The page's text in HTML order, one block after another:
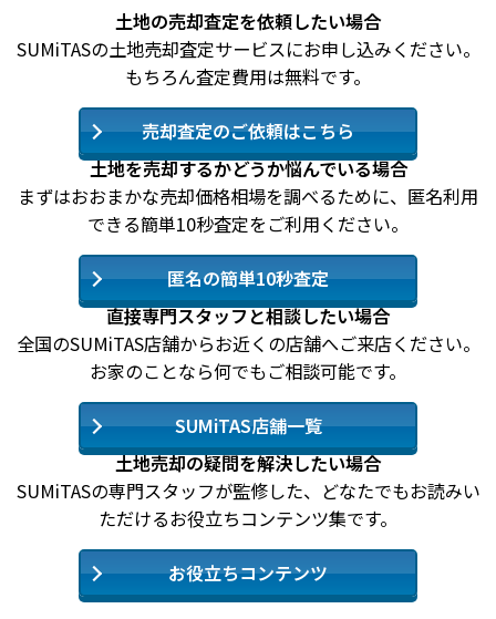
土地の売却査定を依頼したい場合
SUMiTASの土地売却査定サービスにお申し込みください。
もちろん査定費用は無料です。
売却査定のご依頼はこちら
土地を売却するかどうか悩んでいる場合
まずはおおまかな売却価格相場を調べるために、匿名利用
できる簡単10秒査定をご利用ください。
匿名の簡単10秒査定
直接専門スタッフと相談したい場合
全国のSUMiTAS店舗からお近くの店舗へご来店ください。
お家のことなら何でもご相談可能です。
SUMiTAS店舗一覧
土地売却の疑問を解決したい場合
SUMiTASの専門スタッフが監修した、どなたでもお読みい
ただけるお役立ちコンテンツ集です。
お役立ちコンテンツ